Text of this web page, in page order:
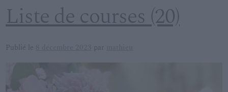
Liste de courses (20)
Publié le par